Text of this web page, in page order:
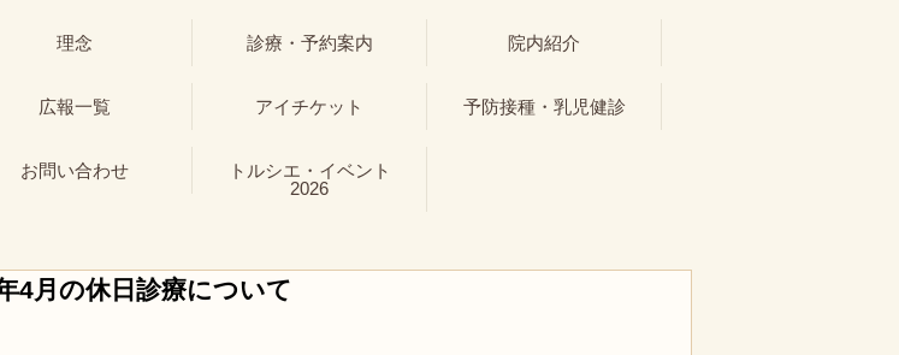
理念 診療・予約案内 院内紹介
広報一覧 アイチケット 予防接種・乳児健診
お問い合わせ
トルシエ・イベント
2026
4月の休日診療について